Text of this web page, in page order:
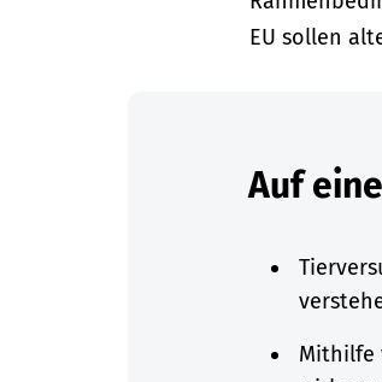
EU sollen
Auf
Mithilfe